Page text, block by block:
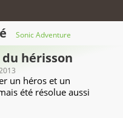
Sonic Adventure
du hérisson
un héros et un
été résolue aussi